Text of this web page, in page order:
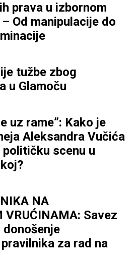
prava u izbornom
Od manipulacije do
tužbe zbog
u Glamoču
uz rame”: Kako je
Aleksandra Vučića
scenu u
NA
VRUĆINAMA: Savez
za rad na